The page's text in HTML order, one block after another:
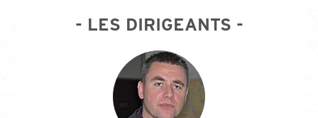
- LES DIRIGEANTS -